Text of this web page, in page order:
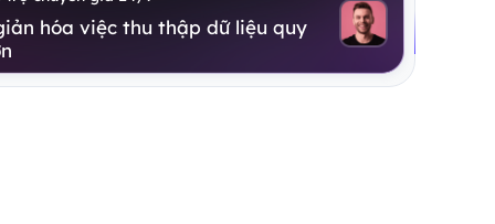
Mạng xã hội
hóa việc thu thập dữ liệu quy